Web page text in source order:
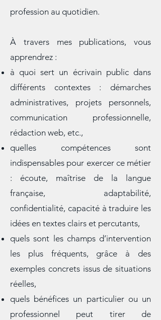
mais aussi la réalité concrète de cette
À travers mes publications, vous
apprendrez :
différents contextes : démarches
administratives, projets personnels,
communication professionnelle,
rédaction web, etc.,
quelles compétences sont
indispensables pour exercer ce métier
: écoute, maîtrise de la langue
française, adaptabilité,
confidentialité, capacité à traduire les
idées en textes clairs et percutants,
quels sont les champs d’intervention
les plus fréquents, grâce à des
exemples concrets issus de situations
réelles,